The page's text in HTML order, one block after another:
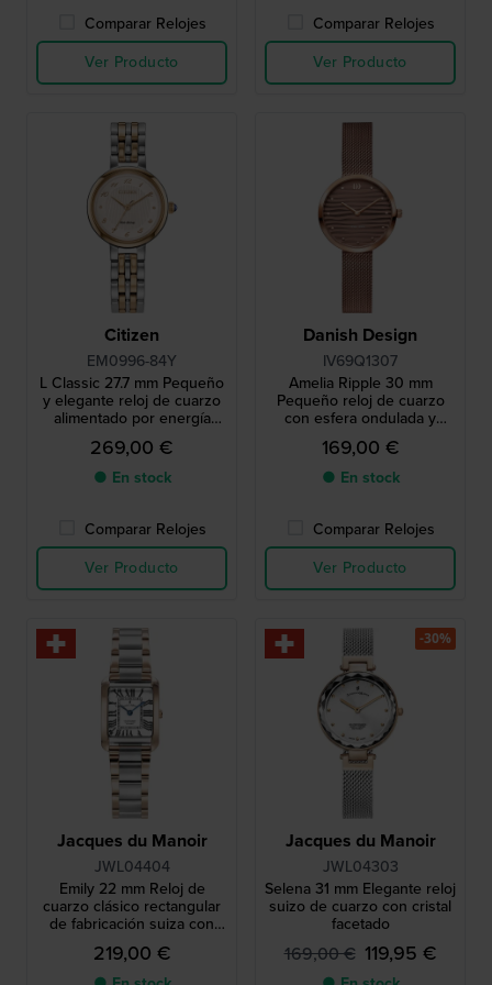
Comparar Relojes
Ver Producto
Comparar Relojes
Ver Producto
Citizen
EM0996-84Y
L Classic 27.7 mm Pequeño
y elegante reloj de cuarzo
alimentado por energía
solar con corona de
cabujón y esfera MOP
269,00 €
● En stock
Comparar Relojes
Ver Producto
Danish Design
IV69Q1307
Amelia Ripple 30 mm
Pequeño reloj de cuarzo
con esfera ondulada y
pulsera milanesa
169,00 €
● En stock
Comparar Relojes
Ver Producto
Jacques du Manoir
JWL04404
Emily 22 mm Reloj de
cuarzo clásico rectangular
de fabricación suiza con
índices romanos
219,00 €
Jacques du Manoir
JWL04303
Selena 31 mm Elegante reloj
suizo de cuarzo con cristal
facetado
169,00 € 119,95 €
-30%